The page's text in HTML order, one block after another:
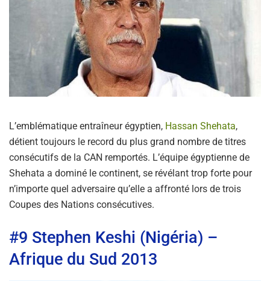
L’emblématique entraîneur égyptien, Hassan Shehata,
détient toujours le record du plus grand nombre de titres
consécutifs de la CAN remportés. L’équipe égyptienne de
Shehata a dominé le continent, se révélant trop forte pour
n’importe quel adversaire qu’elle a affronté lors de trois
Coupes des Nations consécutives.
#9 Stephen Keshi (Nigéria) –
Afrique du Sud 2013